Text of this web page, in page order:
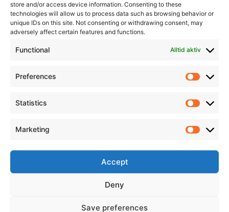
store and/or access device information. Consenting to these
technologies will allow us to process data such as browsing behavior or
unique IDs on this site. Not consenting or withdrawing consent, may
adversely affect certain features and functions.
Functional Alltid aktiv
Preferences
Statistics
Marketing
Accept
Deny
Save preferences
Informasjon